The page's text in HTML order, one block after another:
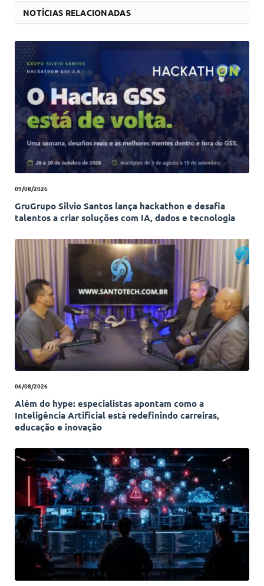
NOTÍCIAS RELACIONADAS
09/08/2026
GruGrupo Silvio Santos lança hackathon e desafia
talentos a criar soluções com IA, dados e tecnologia
06/08/2026
Além do hype: especialistas apontam como a
Inteligência Artificial está redefinindo carreiras,
educação e inovação